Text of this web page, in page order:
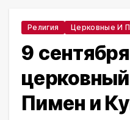
Религия Церковные И
9
Пимен и